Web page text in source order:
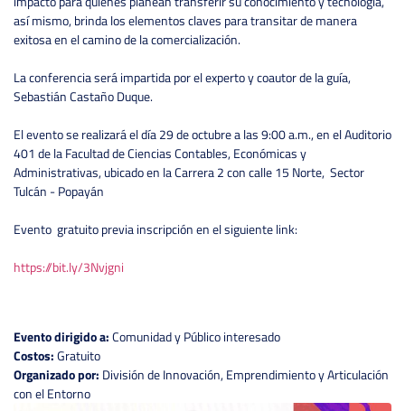
así mismo, brinda los elementos claves para transitar de manera
exitosa en el camino de la comercialización.
La conferencia será impartida por el experto y coautor de la guía,
Sebastián Castaño Duque.
El evento se realizará el día 29 de octubre a las 9:00 a.m., en el Auditorio
401 de la Facultad de Ciencias Contables, Económicas y
Administrativas, ubicado en la Carrera 2 con calle 15 Norte, Sector
Tulcán - Popayán
Evento gratuito previa inscripción en el siguiente link:
https://bit.ly/3Nvjgni
Evento dirigido a:Comunidad y Público interesado
Costos:Gratuito
Organizado por: División de Innovación, Emprendimiento y Articulación
con el Entorno